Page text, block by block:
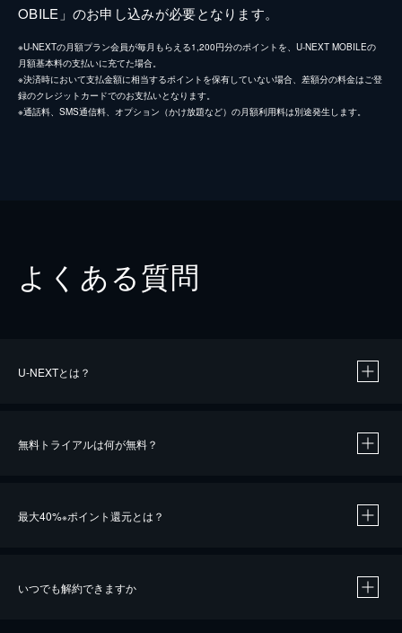
OBILE」のお申し込みが必要となります。
※U-NEXTの月額プラン会員が毎月もらえる1,200円分のポイントを、U-NEXT MOBILEの
月額基本料の支払いに充てた場合。
※決済時において支払金額に相当するポイントを保有していない場合、差額分の料金はご登
録のクレジットカードでのお支払いとなります。
※通話料、SMS通信料、オプション（かけ放題など）の月額利用料は別途発生します。
よくある質問
U-NEXTとは？
無料トライアルは何が無料？
最大40%※ポイント還元とは？
いつでも解約できますか